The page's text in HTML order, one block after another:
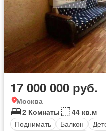
17 000 000 руб.
Москва
2 Комнаты
44 кв.м
Поднимать
Балкон